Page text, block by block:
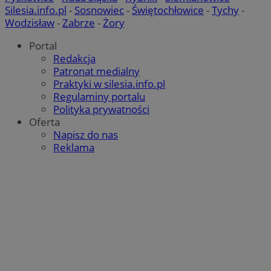
Silesia.info.pl - Sosnowiec- Świętochłowice -Tychy-
Wodzisław-Zabrze -Żory
Portal
Redakcja
Patronat medialny
Praktyki w silesia.info.pl
Regulaminy portalu
Polityka prywatności
Oferta
Napisz do nas
Reklama